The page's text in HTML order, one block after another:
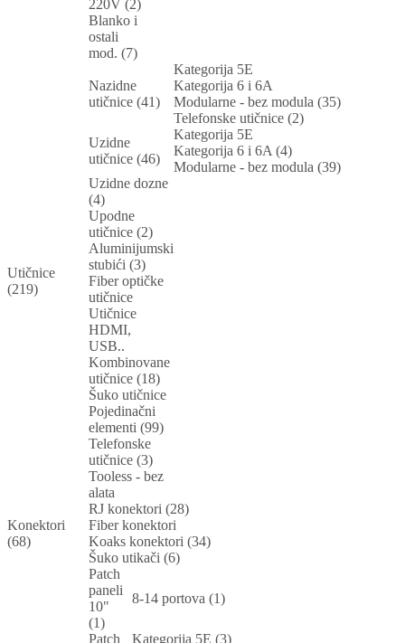
220V (2)
Blanko i
ostali
mod. (7)
Utičnice
(219)
Nazidne
utičnice (41)
Kategorija 5E
Kategorija 6 i 6A
Modularne - bez modula (35)
Telefonske utičnice (2)
Uzidne
utičnice (46)
Kategorija 5E
Kategorija 6 i 6A (4)
Modularne - bez modula (39)
Uzidne dozne
(4)
Upodne
utičnice (2)
Aluminijumski
stubići (3)
Fiber optičke
utičnice
Utičnice
HDMI,
USB..
Kombinovane
utičnice (18)
Šuko utičnice
Pojedinačni
elementi (99)
Telefonske
utičnice (3)
Tooless - bez
alata
Konektori
(68)
RJ konektori (28)
Fiber konektori
Koaks konektori (34)
Šuko utikači (6)
Patch
paneli
10"
(1)
8-14 portova (1)
Patch
Kategorija 5E (3)